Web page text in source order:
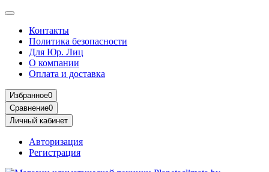
Контакты
Политика безопасности
Для Юр. Лиц
О компании
Оплата и доставка
Избранное0
Сравнение0
Личный кабинет
Авторизация
Регистрация